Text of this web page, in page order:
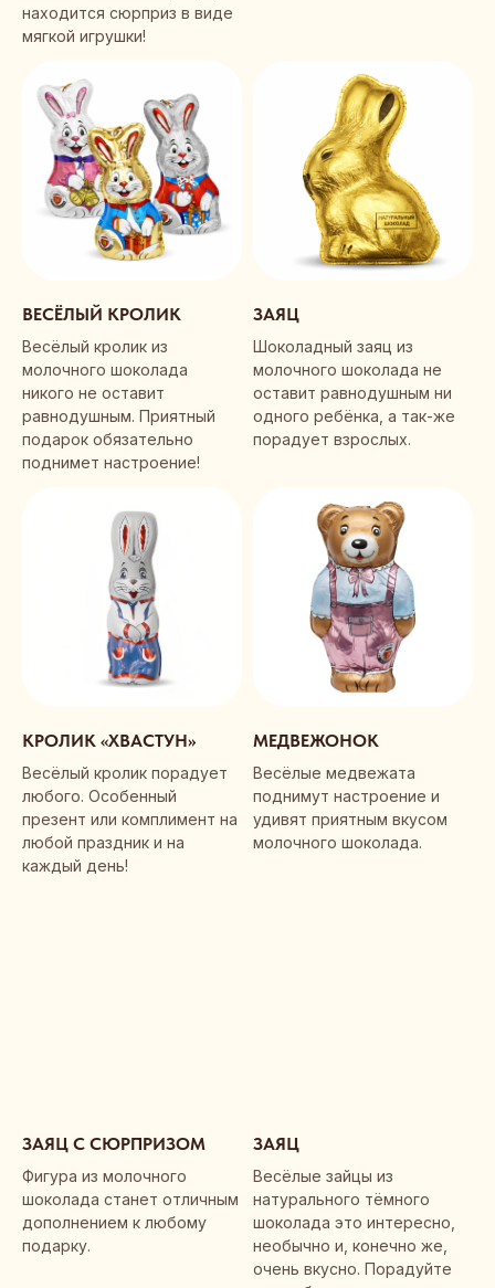
находится сюрприз в виде
мягкой игрушки!
ВЕСЁЛЫЙ КРОЛИК
Весёлый кролик из
молочного шоколада
никого не оставит
равнодушным. Приятный
подарок обязательно
поднимет настроение!
ЗАЯЦ
Шоколадный заяц из
молочного шоколада не
оставит равнодушным ни
одного ребёнка, а так-же
порадует взрослых.
КРОЛИК «ХВАСТУН»
Весёлый кролик порадует
любого. Особенный
презент или комплимент на
любой праздник и на
каждый день!
МЕДВЕЖОНОК
Весёлые медвежата
поднимут настроение и
удивят приятным вкусом
молочного шоколада.
ЗАЯЦ С СЮРПРИЗОМ
Фигура из молочного
шоколада станет отличным
дополнением к любому
подарку.
ЗАЯЦ
Весёлые зайцы из
натурального тёмного
шоколада это интересно,
необычно и, конечно же,
очень вкусно. Порадуйте
ДРУГИЕ ФИГУРЫ
СКОРО
ДОБАВЛЕНЫ
СКАЧАТЬ PDF
Каталог с полным
ассортиментом можно скачать
в pdf-формате